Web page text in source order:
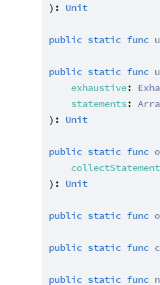
): Unit
public static func
public static func
exhaustive:
statements:
): Unit
public static func
): Unit
public static func
public static func
public static func